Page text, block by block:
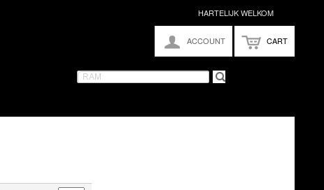
HARTELIJK WELKOM
ACCOUNT CART